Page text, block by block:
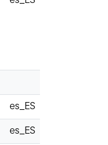
es_ES
es_ES